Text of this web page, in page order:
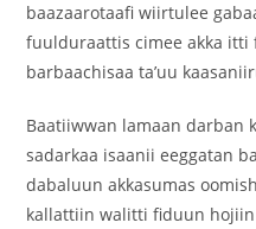
baazaarotaafi wiirtulee
fuulduraattis cimee akka
barbaachisaa ta’uu
Baatiiwwan lamaan darban
sadarkaa isaanii eeggatan
dabaluun akkasumas
kallattiin walitti fiduun hojiin